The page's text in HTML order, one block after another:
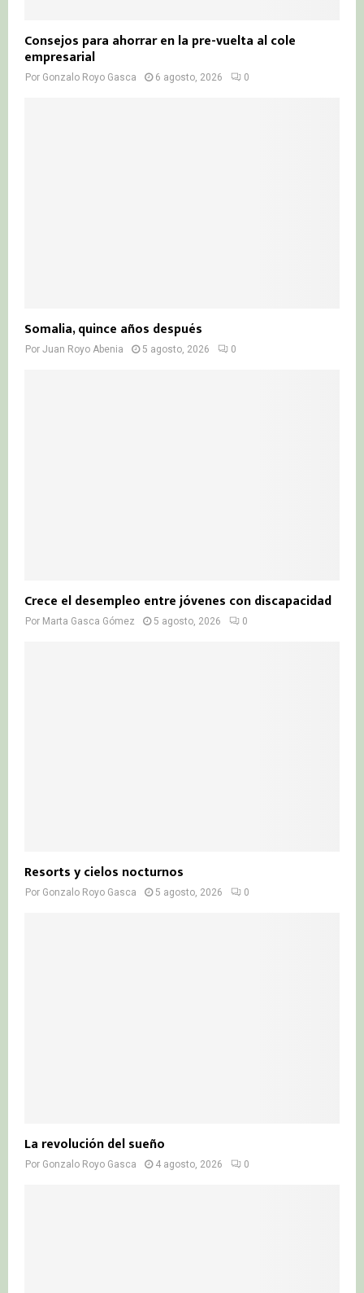
Consejos para ahorrar en la pre-vuelta al cole
empresarial
Por Gonzalo Royo Gasca 6 agosto, 2026 0
Somalia, quince años después
Por Juan Royo Abenia 5 agosto, 2026 0
Crece el desempleo entre jóvenes con discapacidad
Por Marta Gasca Gómez 5 agosto, 2026 0
Resorts y cielos nocturnos
Por Gonzalo Royo Gasca 5 agosto, 2026 0
La revolución del sueño
Por Gonzalo Royo Gasca 4 agosto, 2026 0